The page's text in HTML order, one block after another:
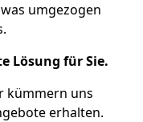
umgezogen
Lösung für Sie.
kümmern uns
erhalten.